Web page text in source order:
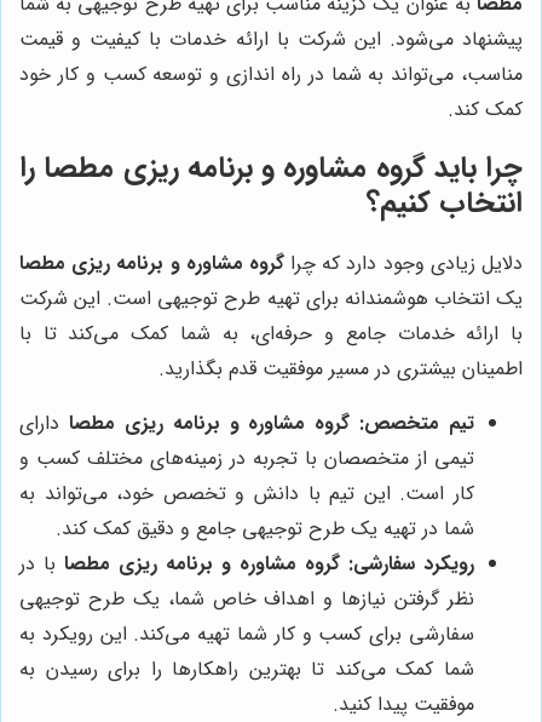
پیشنهاد می‌شود. این شرکت با ارائه خدمات با کیفیت و قیمت
مناسب، می‌تواند به شما در راه اندازی و توسعه کسب و کار خود
کمک کند.
چرا بایدگروه مشاوره و برنامه ریزی مطصا را
انتخاب کنیم؟
دلایل زیادی وجود دارد که چراگروه مشاوره و برنامه ریزی مطصا
یک انتخاب هوشمندانه برای تهیه طرح توجیهی است. این شرکت
با ارائه خدمات جامع و حرفه‌ای، به شما کمک می‌کند تا با
اطمینان بیشتری در مسیر موفقیت قدم بگذارید.
تیم متخصص: گروه مشاوره و برنامه ریزی مطصا دارای
تیمی از متخصصان با تجربه در زمینه‌های مختلف کسب و
کار است. این تیم با دانش و تخصص خود، می‌تواند به
شما در تهیه یک طرح توجیهی جامع و دقیق کمک کند.
رویکرد سفارشی: گروه مشاوره و برنامه ریزی مطصا با در
نظر گرفتن نیازها و اهداف خاص شما، یک طرح توجیهی
سفارشی برای کسب و کار شما تهیه می‌کند. این رویکرد به
شما کمک می‌کند تا بهترین راهکارها را برای رسیدن به
موفقیت پیدا کنید.